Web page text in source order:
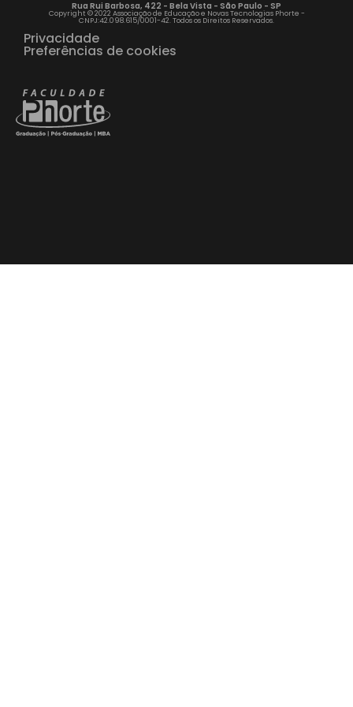
Rua Rui Barbosa, 422 - Bela Vista - São Paulo - SP
Copyright © 2022 Associação de Educação e Novas Tecnologias Phorte -
CNPJ:42.098.615/0001-42. Todos os Direitos Reservados.
Privacidade
Preferências de cookies